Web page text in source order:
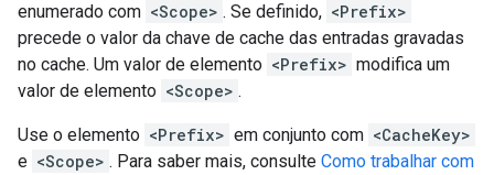
enumerado com <Scope> . Se definido, <Prefix>
precede o valor da chave de cache das entradas gravadas
no cache. Um valor de elemento <Prefix> modifica um
valor de elemento <Scope> .
Use o elemento <Prefix> em conjunto com <CacheKey>
e <Scope> . Para saber mais, consulte Como trabalhar com